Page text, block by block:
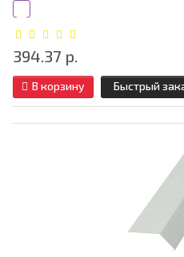
394.37 р.
В корзину Быстрый